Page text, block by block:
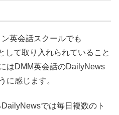
英会話スクールでも
して取り入れられていること
はDMM英会話のDailyNews
に感じます。
では毎日複数のト